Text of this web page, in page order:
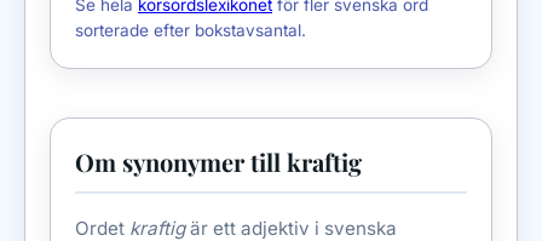
Se hela korsordslexikonet för fler svenska ord
sorterade efter bokstavsantal.
Om synonymer till kraftig
Ordet kraftigär ett adjektiv i svenska